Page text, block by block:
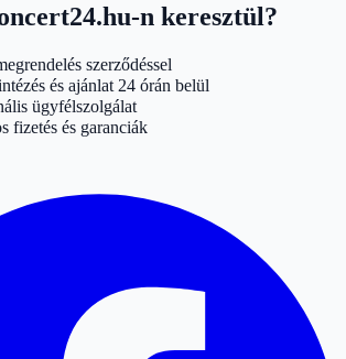
n keresztül?
szerződéssel
és ajánlat 24 órán belül
ügyfélszolgálat
fizetés és garanciák